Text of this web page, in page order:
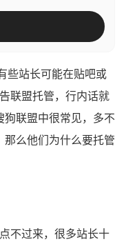
些站长可能在贴吧或
联盟托管，行内话就
狗联盟中很常见，多不
那么他们为什么要托管
不过来，很多站长十